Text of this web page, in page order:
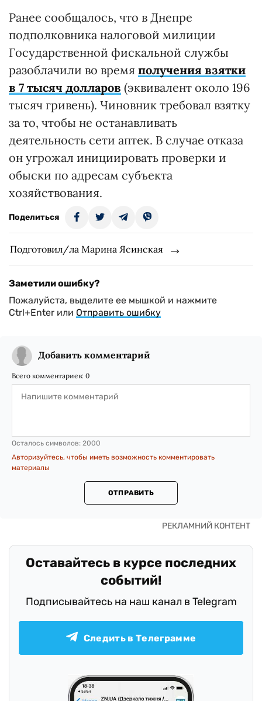
Ранее сообщалось, что в Днепре
подполковника налоговой милиции
Государственной фискальной службы
разоблачили во время получения взятки
в 7 тысяч долларов (эквивалент около 196
тысяч гривень). Чиновник требовал взятку
за то, чтобы не останавливать
деятельность сети аптек. В случае отказа
он угрожал инициировать проверки и
обыски по адресам субъекта
хозяйствования.
Поделиться
Подготовил/ла Марина Ясинская
Заметили ошибку?
Пожалуйста, выделите ее мышкой и нажмите
Ctrl+Enter или Отправить ошибку
Добавить комментарий
Всего комментариев: 0
Осталось символов: 2000
Авторизуйтесь, чтобы иметь возможность комментировать
материалы
ОТПРАВИТЬ
Оставайтесь в курсе последних
событий!
Подписывайтесь на наш канал в Telegram
Следить в Телеграмме